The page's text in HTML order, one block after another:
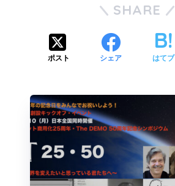
SHARE
ポスト シェア はてブ